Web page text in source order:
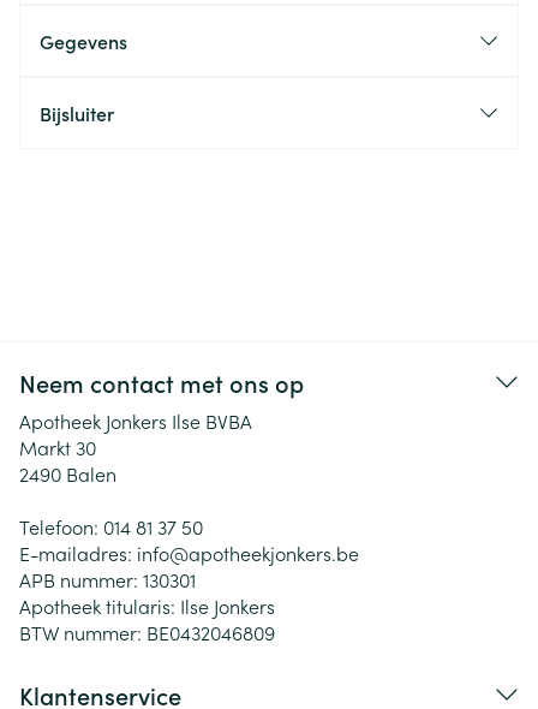
Gegevens
Bijsluiter
Neem contact met ons op
Apotheek Jonkers Ilse BVBA
Markt 30
2490 Balen
Telefoon: 014 81 37 50
E-mailadres: info@apotheekjonkers.be
APB nummer: 130301
Apotheek titularis: Ilse Jonkers
BTW nummer: BE0432046809
Klantenservice